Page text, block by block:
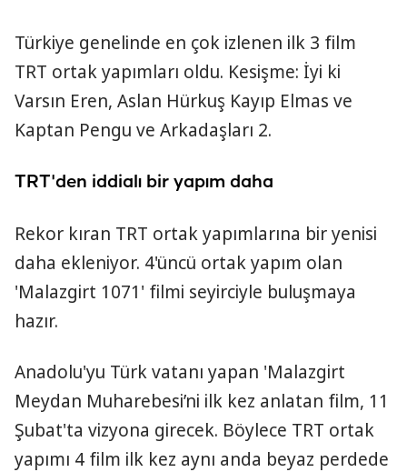
Türkiye genelinde en çok izlenen ilk 3 film
TRT ortak yapımları oldu. Kesişme: İyi ki
Varsın Eren, Aslan Hürkuş Kayıp Elmas ve
Kaptan Pengu ve Arkadaşları 2.
TRT'den iddialı bir yapım daha
Rekor kıran TRT ortak yapımlarına bir yenisi
daha ekleniyor. 4'üncü ortak yapım olan
'Malazgirt 1071' filmi seyirciyle buluşmaya
hazır.
Anadolu'yu Türk vatanı yapan 'Malazgirt
Meydan Muharebesi’ni ilk kez anlatan film, 11
Şubat'ta vizyona girecek. Böylece TRT ortak
yapımı 4 film ilk kez aynı anda beyaz perdede